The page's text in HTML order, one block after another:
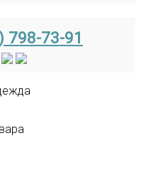
798-73-91